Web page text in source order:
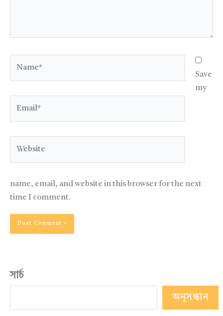
Save
my
name, email, and website in this browser for the next
time I comment.
সার্চ
অনূসন্ধান